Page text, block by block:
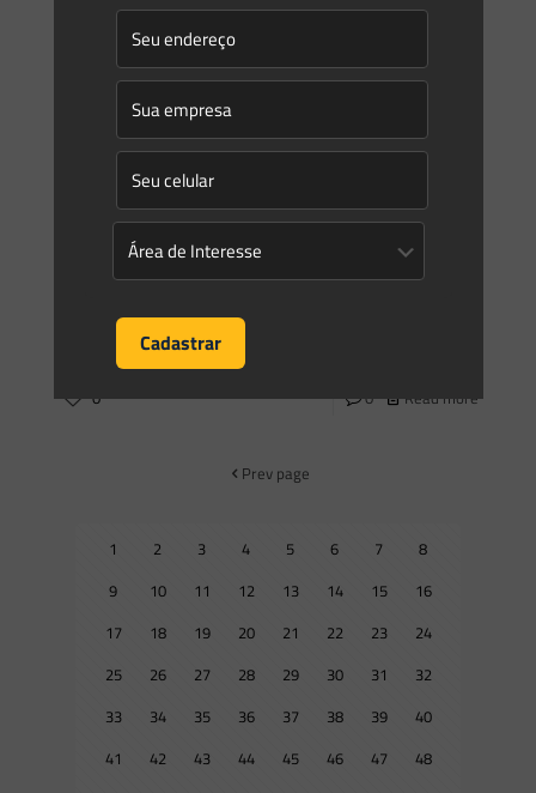
0 Read more
Saes Advogados on
Novidades | Âmbito Estadual: Mato Grosso do Sul
SECRETARIA DE ESTADO DE MEIO AMBIENTE,
DESENVOLVIMENTO ECONÔMICO, PRODUÇÃO E
DE AGOSTO DE 2021 Regulamenta os procedimentos e
[…]
0 0 Read more
Prev page
1 2 3 4 5 6 7
8
9
10 11 12 13 14 15
16
17
18 19 20 21 22 23
24
25
26 27 28 29 30 31
32
33
34 35 36 37 38 39
40
41
42 43 44 45 46 47
48